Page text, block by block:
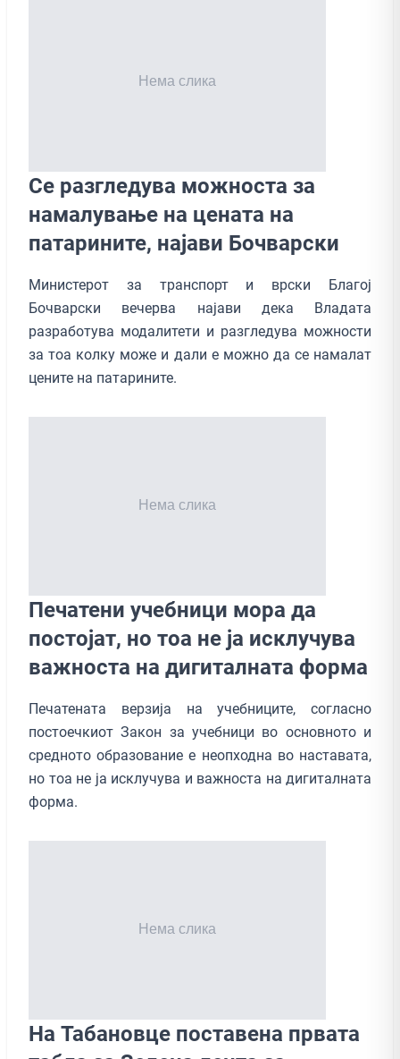
Се разгледува можноста за
намалување на цената на
патарините, најави Бочварски
Министерот за транспорт и врски Благој
Бочварски вечерва најави дека Владата
разработува модалитети и разгледува можности
за тоа колку може и дали е можно да се намалат
цените на патарините.
Печатени учебници мора да
постојат, но тоа не ја исклучува
важноста на дигиталната форма
Печатената верзија на учебниците, согласно
постоечкиот Закон за учебници во основното и
средното образование е неопходна во наставата,
но тоа не ја исклучува и важноста на дигиталната
форма.
На Табановце поставена првата